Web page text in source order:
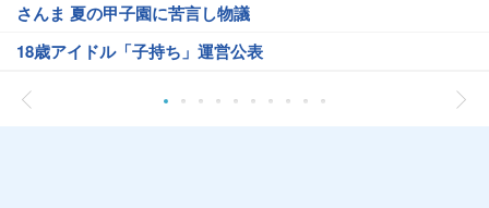
さんま 夏の甲子園に苦言し物議
18歳アイドル「子持ち」運営公表